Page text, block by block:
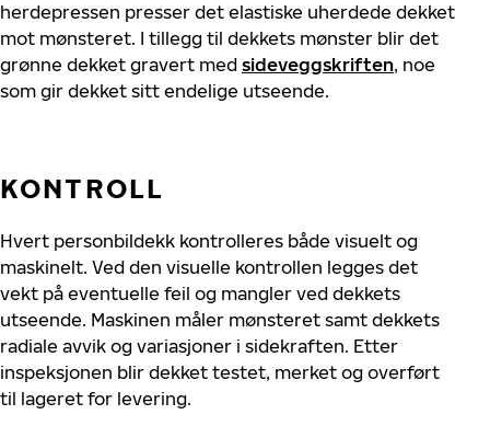
herdepressen presser det elastiske uherdede dekket
mot mønsteret. I tillegg til dekkets mønster blir det
grønne dekket gravert med sideveggskriften, noe
som gir dekket sitt endelige utseende.
KONTROLL
Hvert personbildekk kontrolleres både visuelt og
maskinelt. Ved den visuelle kontrollen legges det
vekt på eventuelle feil og mangler ved dekkets
utseende. Maskinen måler mønsteret samt dekkets
radiale avvik og variasjoner i sidekraften. Etter
inspeksjonen blir dekket testet, merket og overført
til lageret for levering.